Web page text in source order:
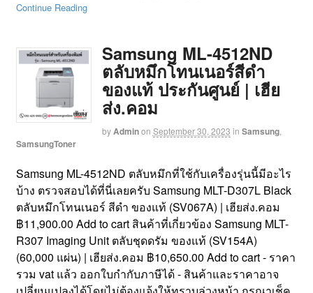
Continue Reading
Samsung ML-4512ND
ตลับหมึกโทนเนอร์สีดำ
ของแท้ ประกันศูนย์ | เฮีย
ส่ง.คอม
byAdminon September 30, 2023 in Samsung,
SamsungToner
Samsung ML-4512ND ตลับหมึกที่ใช้กับเครื่องรุ่นนี้มีอะไร
บ้าง ตรวจสอบได้ที่นี่เลยครับ Samsung MLT-D307L Black
ตลับหมึกโทนเนอร์ สีดำ ของแท้ (SV067A) | เฮียส่ง.คอม
฿11,900.00 Add to cart สินค้าที่เกี่ยวข้อง Samsung MLT-
R307 Imaging Unit ตลับชุดดรัม ของแท้ (SV154A)
(60,000 แผ่น) | เฮียส่ง.คอม ฿10,650.00 Add to cart - ราคา
รวม vat แล้ว ออกใบกำกับภาษีได้ - สินค้าและราคาอาจ